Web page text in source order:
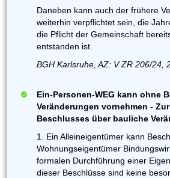
Daneben kann auch der frühere
weiterhin verpflichtet sein, die
die Pflicht der Gemeinschaft
entstanden ist.
BGH Karlsruhe, AZ: V ZR 206/24,
Ein-Personen-WEG kann ohne
Veränderungen vornehmen -
Beschlusses über bauliche
1. Ein Alleineigentümer kann
Wohnungseigentümer
formalen Durchführung einer
dieser Beschlüsse sind keine